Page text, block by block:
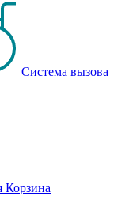
Система вызова
Корзина